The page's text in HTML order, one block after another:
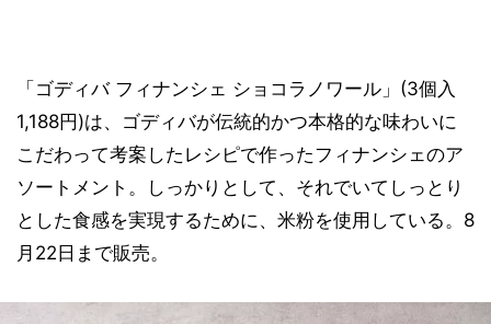
「ゴディバ フィナンシェ ショコラノワール」(3個入
1,188円)は、ゴディバが伝統的かつ本格的な味わいに
こだわって考案したレシピで作ったフィナンシェのア
ソートメント。しっかりとして、それでいてしっとり
とした食感を実現するために、米粉を使用している。8
月22日まで販売。